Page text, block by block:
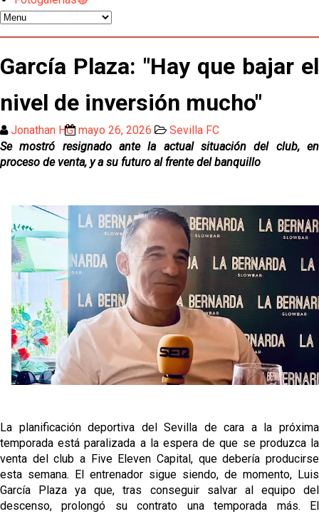
Miguel Sierra: La temporada pasada se vio
reflejado que podemos tirar para delante y
trabajamos con ilusión
Diomande ya es madridista mientras Rodri agita el
Los posibles herederos del número 16 tras la
Alberto Flores, muy cerca de convertirse en nuevo
jugador del Granada CF
El Granada negocia con el Sevilla FC por Alberto
Flores
El Sevilla continúa con despidos y rechaza una
oferta de 420 millones por el club
El Sevilla mueve ficha por Robbie Ure: la opción 'A'
para el ataque nervionense
Crónica Pretemporada | Real Madrid 2-4 Sevilla FC
La revolución de José Ignacio Navarro en el Sevilla
FC
Análisis | El Sevilla FC cierra una pretemporada de
contrastes antes del inicio de LaLiga
García Plaza: "Hay que bajar el
nivel de inversión mucho"
Jonathan HG mayo 26, 2026
Sevilla FC
Se mostró resignado ante la actual situación del club, en
proceso de venta, y a su futuro al frente del banquillo
La planificación deportiva del Sevilla de cara a la próxima
temporada está paralizada a la espera de que se produzca la
venta del club a Five Eleven Capital, que debería producirse
esta semana. El entrenador sigue siendo, de momento, Luis
García Plaza ya que, tras conseguir salvar al equipo del
descenso, prolongó su contrato una temporada más. El